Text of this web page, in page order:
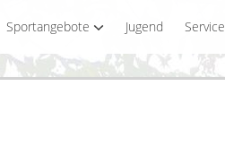
Sportangebote Jugend Service